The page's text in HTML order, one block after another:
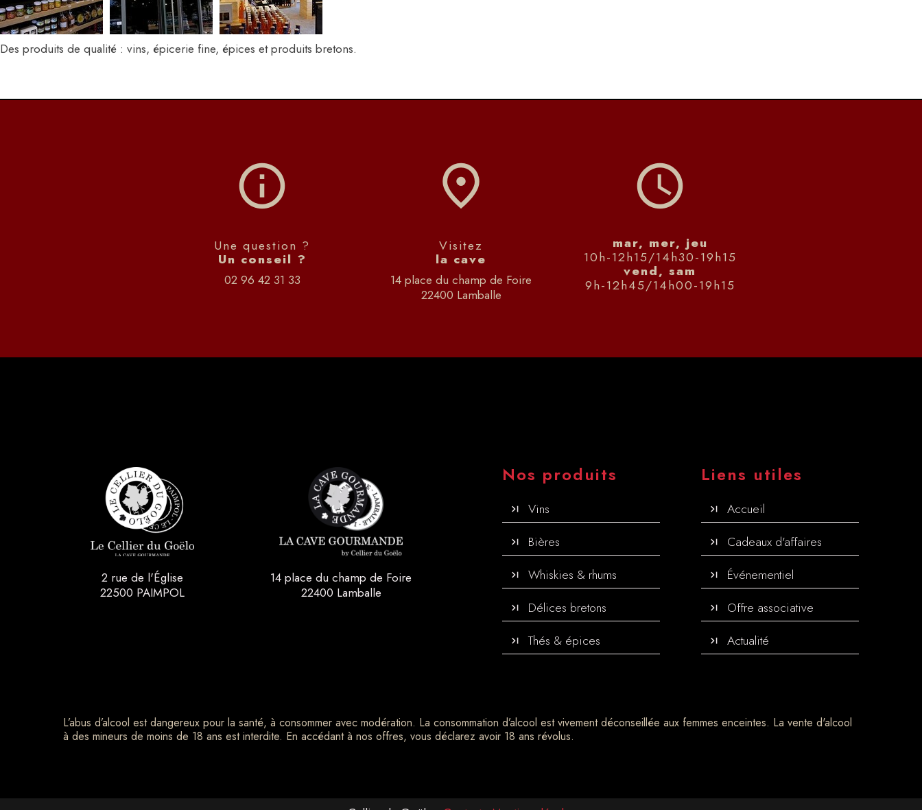
Des produits de qualité : vins, épicerie fine, épices et produits bretons.
Une question ?
Un conseil ?
02 96 42 31 33
Visitez
la cave
14 place du champ de Foire
22400 Lamballe
mar, mer, jeu
10h-12h15/14h30-19h15
vend, sam
9h-12h45/14h00-19h15
2 rue de l'Église
22500 PAIMPOL
14 place du champ de Foire
22400 Lamballe
Nos produits
Vins
Bières
Whiskies & rhums
Délices bretons
Thés & épices
Liens utiles
Accueil
Cadeaux d'affaires
Événementiel
Offre associative
Actualité
L’abus d’alcool est dangereux pour la santé, à consommer avec modération. La consommation d’alcool est vivement déconseillée aux femmes enceintes. La vente d'alcool
à des mineurs de moins de 18 ans est interdite. En accédant à nos offres, vous déclarez avoir 18 ans révolus.